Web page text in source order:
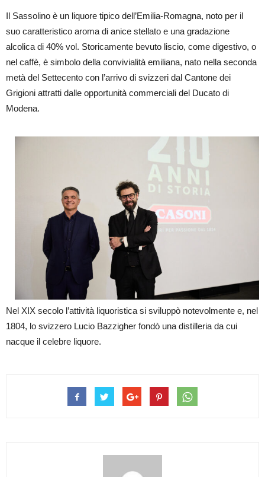
Il Sassolino è un liquore tipico dell’Emilia-Romagna, noto per il
suo caratteristico aroma di anice stellato e una gradazione
alcolica di 40% vol. Storicamente bevuto liscio, come digestivo, o
nel caffè, è simbolo della convivialità emiliana, nato nella seconda
metà del Settecento con l’arrivo di svizzeri dal Cantone dei
Grigioni attratti dalle opportunità commerciali del Ducato di
Modena.
Nel XIX secolo l’attività liquoristica si sviluppò notevolmente e, nel
1804, lo svizzero Lucio Bazzigher fondò una distilleria da cui
nacque il celebre liquore.